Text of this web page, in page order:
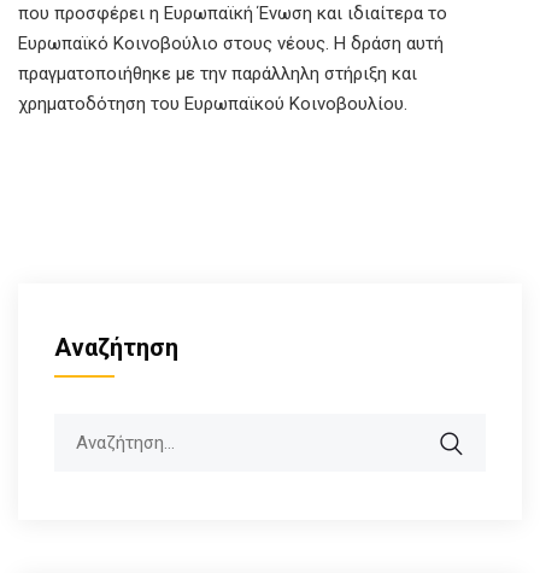
που προσφέρει η Ευρωπαϊκή Ένωση και ιδιαίτερα το
Ευρωπαϊκό Κοινοβούλιο στους νέους. Η δράση αυτή
πραγματοποιήθηκε με την παράλληλη στήριξη και
χρηματοδότηση του Ευρωπαϊκού Κοινοβουλίου.
Αναζήτηση